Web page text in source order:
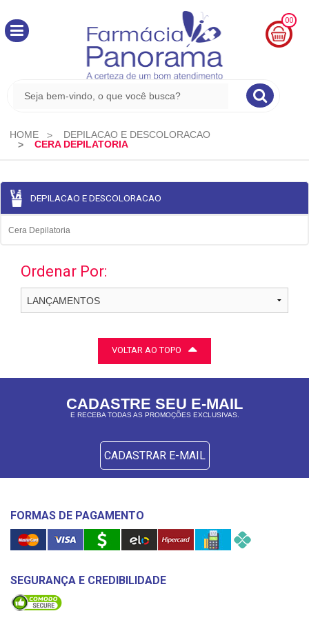
00
0,00
HOME
DEPILACAO E DESCOLORACAO
CERA DEPILATORIA
DEPILACAO E DESCOLORACAO
Cera Depilatoria
Ordenar Por:
VOLTAR AO TOPO
CADASTRE SEU E-MAIL
E RECEBA TODAS AS PROMOÇÕES EXCLUSIVAS.
CADASTRAR E-MAIL
FORMAS DE PAGAMENTO
SEGURANÇA E CREDIBILIDADE